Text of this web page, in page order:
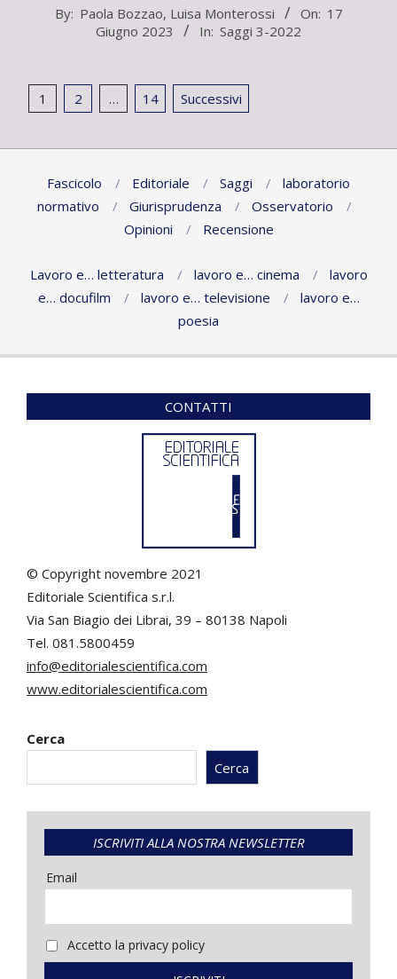
2023-
By: Paola Bozzao, Luisa Monterossi On: 17
Giugno 2023
In: Saggi 3-2022
Paginazione
articoli
1 2 … 14 Successivi
Fascicolo Editoriale Saggi
laboratorio
normativo
Giurisprudenza
Osservatorio
Opinioni
Recensione
Lavoro e… letteratura lavoro e… cinema
lavoro
e… docufilm
lavoro e… televisione
lavoro e…
poesia
CONTATTI
© Copyright novembre 2021
Editoriale Scientifica s.r.l.
Via San Biagio dei Librai, 39 – 80138 Napoli
Tel. 081.5800459
info@editorialescientifica.com
www.editorialescientifica.com
Cerca
Cerca
ISCRIVITI ALLA NOSTRA NEWSLETTER
Email
Accetto la privacy policy